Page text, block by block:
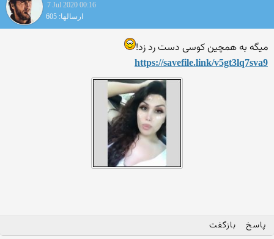
7 Jul 2020 00:16
ارسالها: 605
میگه به همچین کوسی دست رد زد!
https://savefile.link/v5gt3lq7sva9
پاسخ بازگفت